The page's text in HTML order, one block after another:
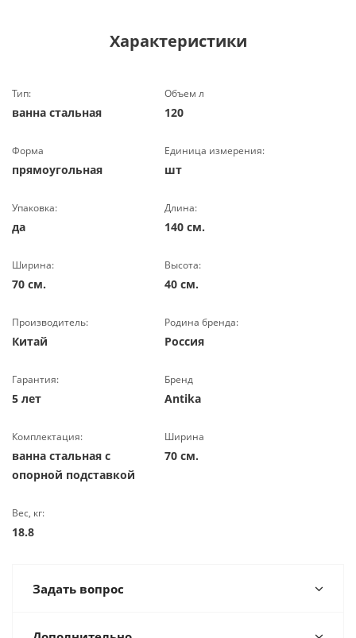
Характеристики
Тип:
ванна стальная
Объем л
120
Форма
прямоугольная
Единица измерения:
шт
Упаковка:
да
Длина:
140 см.
Ширина:
70 см.
Высота:
40 см.
Производитель:
Китай
Родина бренда:
Россия
Гарантия:
5 лет
Бренд
Antika
Комплектация:
ванна стальная с
опорной подставкой
Ширина
70 см.
Вес, кг:
18.8
Задать вопрос